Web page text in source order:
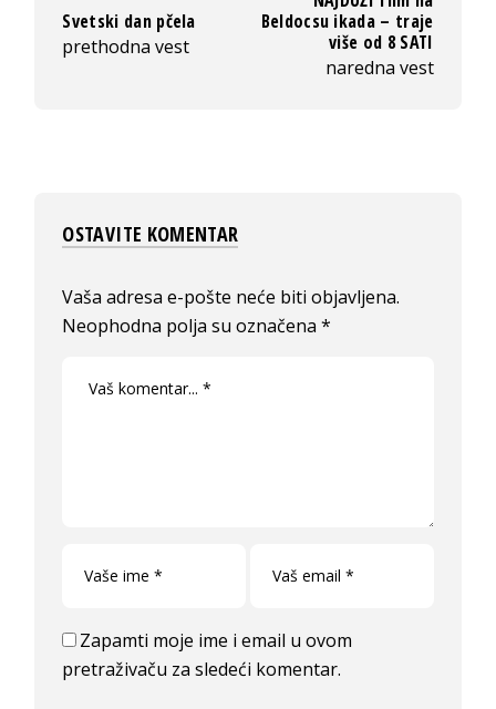
Svetski dan pčela
prethodna vest
Beldocsu ikada – traje
više od 8 SATI
naredna vest
OSTAVITE KOMENTAR
Vaša adresa e-pošte neće biti objavljena.
Neophodna polja su označena*
Zapamti moje ime i email u ovom
pretraživaču za sledeći komentar.